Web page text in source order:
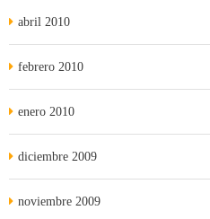
abril 2010
febrero 2010
enero 2010
diciembre 2009
noviembre 2009